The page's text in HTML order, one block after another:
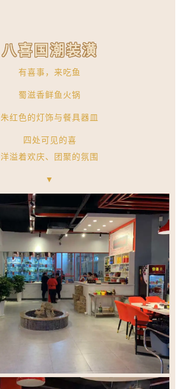
八喜国潮装潢
有喜事，来吃鱼
蜀滋香鲜鱼火锅
朱红色的灯饰与餐具器皿
四处可见的喜
洋溢着欢庆、团聚的氛围
▼